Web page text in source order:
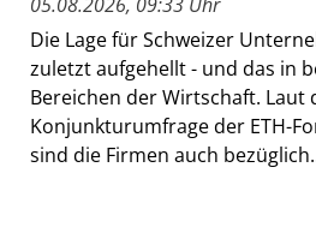
05.08.2026, 09:33 Uhr
Die Lage für Schweizer
zuletzt aufgehellt - und das in
Bereichen der Wirtschaft. Laut
Konjunkturumfrage der ETH-
sind die Firmen auch